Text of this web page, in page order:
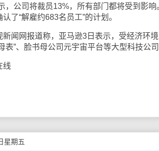
，公司将裁员13%，所有部门都将受到影
了“解雇约683名员工”的计划。
新闻网报道称，亚马逊3日表示，受经济环
表”、脸书母公司元宇宙平台等大型科技公
线
星期五